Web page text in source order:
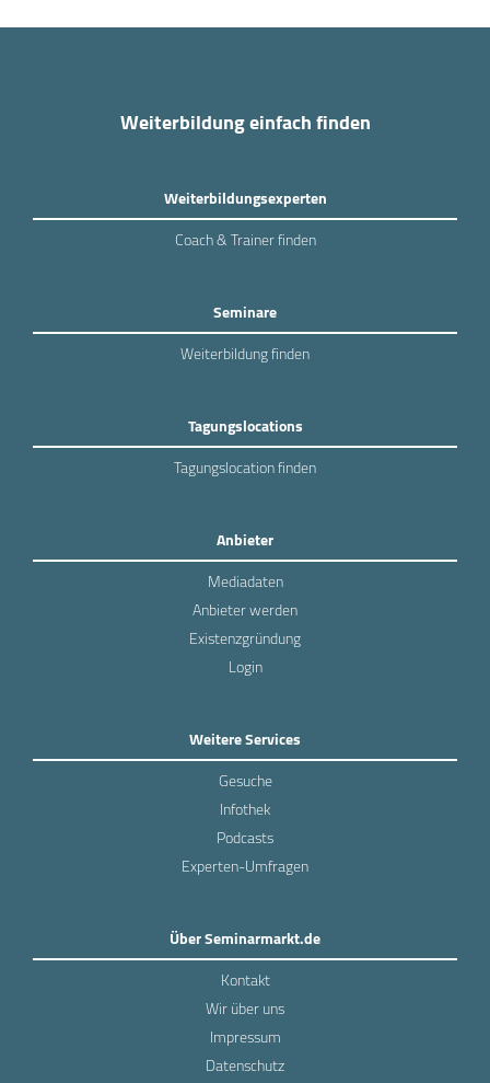
Weiterbildung einfach finden
Weiterbildungsexperten
Coach & Trainer finden
Seminare
Weiterbildung finden
Tagungslocations
Tagungslocation finden
Anbieter
Mediadaten
Anbieter werden
Existenzgründung
Login
Weitere Services
Gesuche
Infothek
Podcasts
Experten-Umfragen
Über Seminarmarkt.de
Kontakt
Wir über uns
Impressum
Datenschutz